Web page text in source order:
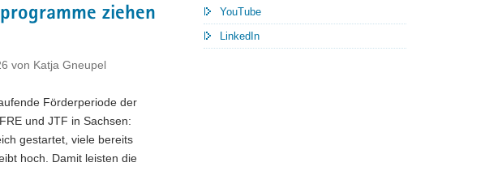
ziehen
von Katja Gneupel
Förderperiode der
und JTF in Sachsen:
gestartet, viele bereits
hoch. Damit leisten die
YouTube
LinkedIn